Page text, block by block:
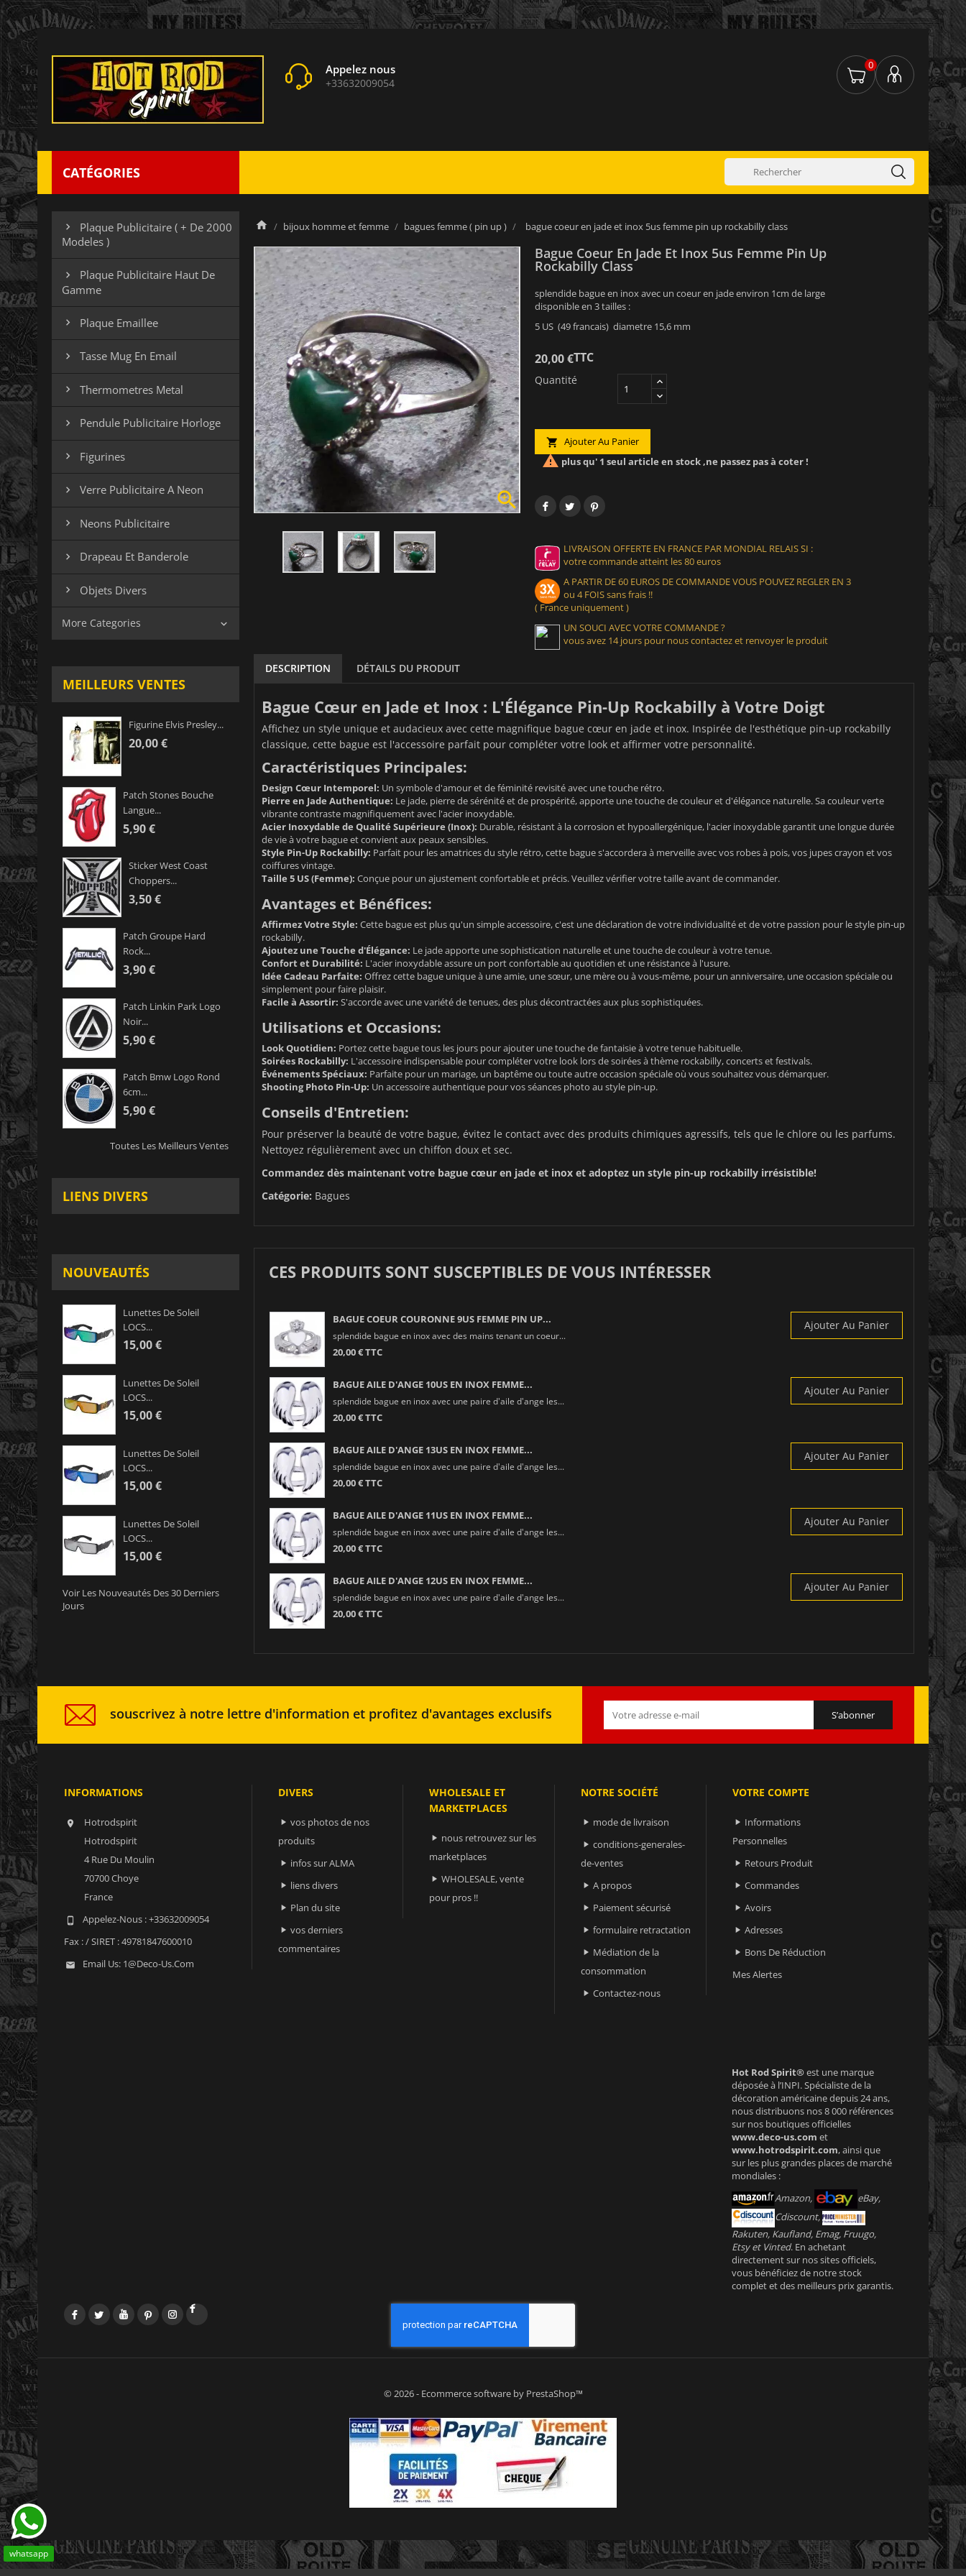
Appelez nous
+33632009054
0
CATÉGORIES

Plaque Publicitaire ( + De 2000
Modeles )

Plaque Publicitaire Haut De
Gamme
 Plaque Emaillee
 Tasse Mug En Email
 Thermometres Metal
 Pendule Publicitaire Horloge
 Figurines
 Verre Publicitaire A Neon
 Neons Publicitaire
 Drapeau Et Banderole
 Objets Divers
More Categories 
MEILLEURS VENTES
Figurine Elvis Presley...
20,00 €
Patch Stones Bouche
Langue...
5,90 €
Sticker West Coast
Choppers...
3,50 €
Patch Groupe Hard
Rock...
3,90 €
Patch Linkin Park Logo
Noir...
5,90 €
Patch Bmw Logo Rond
6cm...
5,90 €
Toutes Les Meilleurs Ventes
LIENS DIVERS
NOUVEAUTÉS
Lunettes De Soleil
LOCS...
15,00 €
Lunettes De Soleil
LOCS...
15,00 €
Lunettes De Soleil
LOCS...
15,00 €
Lunettes De Soleil
LOCS...
15,00 €
Voir Les Nouveautés Des 30 Derniers
Jours
bijoux homme et femme bagues femme ( pin up ) bague coeur en jade et inox 5us femme pin up rockabilly class

Bague Coeur En Jade Et Inox 5us Femme Pin Up
Rockabilly Class
splendide bague en inox avec un coeur en jade environ 1cm de large
disponible en 3 tailles :
5 US (49 francais) diametre 15,6 mm
20,00 €TTC
Quantité
 Ajouter Au Panier
 plus qu' 1 seul article en stock ,ne passez pas à coter !
LIVRAISON OFFERTE EN FRANCE PAR MONDIAL RELAIS SI :
votre commande atteint les 80 euros
A PARTIR DE 60 EUROS DE COMMANDE VOUS POUVEZ REGLER EN 3
ou 4 FOIS sans frais !!
( France uniquement )
UN SOUCI AVEC VOTRE COMMANDE ?
vous avez 14 jours pour nous contactez et renvoyer le produit
DESCRIPTION DÉTAILS DU PRODUIT
Bague Cœur en Jade et Inox : L'Élégance Pin-Up Rockabilly à Votre Doigt
Affichez un style unique et audacieux avec cette magnifique bague cœur en jade et inox. Inspirée de l'esthétique pin-up rockabilly
classique, cette bague est l'accessoire parfait pour compléter votre look et affirmer votre personnalité.
Caractéristiques Principales:
Design Cœur Intemporel: Un symbole d'amour et de féminité revisité avec une touche rétro.
Pierre en Jade Authentique: Le jade, pierre de sérénité et de prospérité, apporte une touche de couleur et d'élégance naturelle. Sa couleur verte
vibrante contraste magnifiquement avec l'acier inoxydable.
Acier Inoxydable de Qualité Supérieure (Inox): Durable, résistant à la corrosion et hypoallergénique, l'acier inoxydable garantit une longue durée
de vie à votre bague et convient aux peaux sensibles.
Style Pin-Up Rockabilly: Parfait pour les amatrices du style rétro, cette bague s'accordera à merveille avec vos robes à pois, vos jupes crayon et vos
coiffures vintage.
Taille 5 US (Femme): Conçue pour un ajustement confortable et précis. Veuillez vérifier votre taille avant de commander.
Avantages et Bénéfices:
Affirmez Votre Style: Cette bague est plus qu'un simple accessoire, c'est une déclaration de votre individualité et de votre passion pour le style pin-up
rockabilly.
Ajoutez une Touche d'Élégance: Le jade apporte une sophistication naturelle et une touche de couleur à votre tenue.
Confort et Durabilité: L'acier inoxydable assure un port confortable au quotidien et une résistance à l'usure.
Idée Cadeau Parfaite: Offrez cette bague unique à une amie, une sœur, une mère ou à vous-même, pour un anniversaire, une occasion spéciale ou
simplement pour faire plaisir.
Facile à Assortir: S'accorde avec une variété de tenues, des plus décontractées aux plus sophistiquées.
Utilisations et Occasions:
Look Quotidien: Portez cette bague tous les jours pour ajouter une touche de fantaisie à votre tenue habituelle.
Soirées Rockabilly: L'accessoire indispensable pour compléter votre look lors de soirées à thème rockabilly, concerts et festivals.
Événements Spéciaux: Parfaite pour un mariage, un baptême ou toute autre occasion spéciale où vous souhaitez vous démarquer.
Shooting Photo Pin-Up: Un accessoire authentique pour vos séances photo au style pin-up.
Conseils d'Entretien:
Pour préserver la beauté de votre bague, évitez le contact avec des produits chimiques agressifs, tels que le chlore ou les parfums.
Nettoyez régulièrement avec un chiffon doux et sec.
Commandez dès maintenant votre bague cœur en jade et inox et adoptez un style pin-up rockabilly irrésistible!
Catégorie: Bagues
CES PRODUITS SONT SUSCEPTIBLES DE VOUS INTÉRESSER
BAGUE COEUR COURONNE 9US FEMME PIN UP...
splendide bague en inox avec des mains tenant un coeur...
20,00 € TTC
Ajouter Au Panier
BAGUE AILE D'ANGE 10US EN INOX FEMME...
splendide bague en inox avec une paire d'aile d'ange les...
20,00 € TTC
Ajouter Au Panier
BAGUE AILE D'ANGE 13US EN INOX FEMME...
splendide bague en inox avec une paire d'aile d'ange les...
20,00 € TTC
Ajouter Au Panier
BAGUE AILE D'ANGE 11US EN INOX FEMME...
splendide bague en inox avec une paire d'aile d'ange les...
20,00 € TTC
Ajouter Au Panier
BAGUE AILE D'ANGE 12US EN INOX FEMME...
splendide bague en inox avec une paire d'aile d'ange les...
20,00 € TTC
Ajouter Au Panier
souscrivez à notre lettre d'information et profitez d'avantages exclusifs
INFORMATIONS

Hotrodspirit
Hotrodspirit
4 Rue Du Moulin
70700 Choye
France
 Appelez-Nous :+33632009054
Fax :/ SIRET : 49781847600010
 Email Us: 1@deco-Us.com
DIVERS
 vos photos de nos
produits
 infos sur ALMA
 liens divers
 Plan du site
 vos derniers
commentaires
WHOLESALE ET
MARKETPLACES
 nous retrouvez sur les
marketplaces
 WHOLESALE, vente
pour pros !!
NOTRE SOCIÉTÉ
 mode de livraison
 conditions-generales-
de-ventes
 A propos
 Paiement sécurisé
 formulaire retractation
 Médiation de la
consommation
 Contactez-nous
VOTRE COMPTE
 Informations
Personnelles
 Retours Produit
 Commandes
 Avoirs
 Adresses
 Bons De Réduction
Mes Alertes
Hot Rod Spirit®est une marque
déposée à l’INPI. Spécialiste de la
décoration américaine depuis 24 ans,
nous distribuons nos 8 000 références
sur nos boutiques officielles
www.deco-us.com et
www.hotrodspirit.com, ainsi que
sur les plus grandes places de marché
mondiales :
Amazon,
eBay,
Cdiscount,
Rakuten, Kaufland, Emag, Fruugo,
Etsy et Vinted. En achetant
directement sur nos sites officiels,
vous bénéficiez de notre stock
complet et des meilleurs prix garantis.
FacebookTwitterYouTubePinterestInstagram
whatsapp
© 2026 - Ecommerce software by PrestaShop™